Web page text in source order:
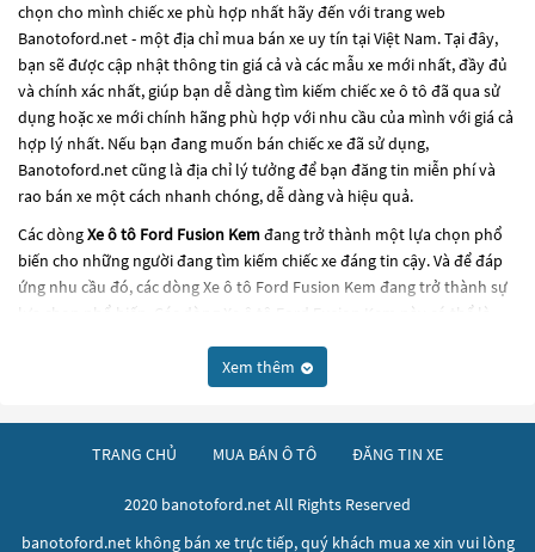
chọn cho mình chiếc xe phù hợp nhất hãy đến với trang web
Banotoford.net - một địa chỉ mua bán xe uy tín tại Việt Nam. Tại đây,
bạn sẽ được cập nhật thông tin giá cả và các mẫu xe mới nhất, đầy đủ
và chính xác nhất, giúp bạn dễ dàng tìm kiếm chiếc xe ô tô đã qua sử
dụng hoặc xe mới chính hãng phù hợp với nhu cầu của mình với giá cả
hợp lý nhất. Nếu bạn đang muốn bán chiếc xe đã sử dụng,
Banotoford.net cũng là địa chỉ lý tưởng để bạn đăng tin miễn phí và
rao bán xe một cách nhanh chóng, dễ dàng và hiệu quả.
Các dòngXe ô tô Ford Fusion Kemđang trở thành một lựa chọn phổ
biến cho những người đang tìm kiếm chiếc xe đáng tin cậy. Và để đáp
ứng nhu cầu đó, các dòngXe ô tô Ford Fusion Kem đang trở thành sự
lựa chọn phổ biến. Các dòng
này có thể là
thiết kế hiện đại và công nghệ tiên tiến. Các dòng
này đều được kiểm tra và bảo dưỡng kỹ lưỡng để đảm bảo chất
lượng và hiệu suất tốt nhất. Nếu bạn đang tìm kiếm một chiếc xe, hãy
khám phá các dòngXe ô tô Ford Fusion Kem
này và chọn cho mình
Banotoford.net .
Xem thêm
TRANG CHỦ MUA BÁN Ô TÔ ĐĂNG TIN XE
2020 banotoford.net All Rights Reserved
banotoford.net không bán xe trực tiếp, quý khách mua xe xin vui lòng